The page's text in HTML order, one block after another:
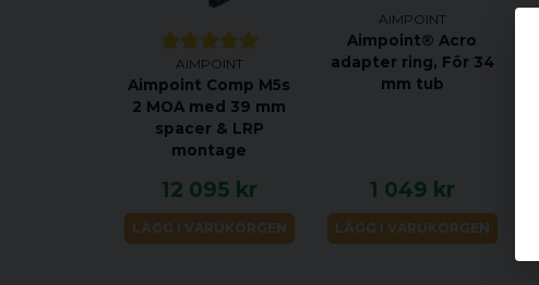
AIMPOINT
Aimpoint Comp M5s
2 MOA med 39 mm
spacer & LRP
montage
12 095 kr
LÄGG I VARUKORGEN
AIMPOINT
Aimpoint® Acro
adapter ring, För 34
mm tub
1 049 kr
LÄGG I VARUKORGEN